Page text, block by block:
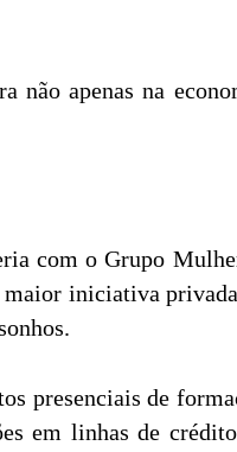
não apenas na
com o Grupo
iniciativa
presenciais de
em linhas de